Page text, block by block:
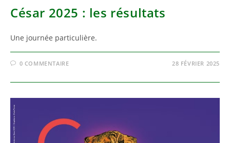
César 2025 : les résultats
Une journée particulière.
0 COMMENTAIRE 28 FÉVRIER 2025